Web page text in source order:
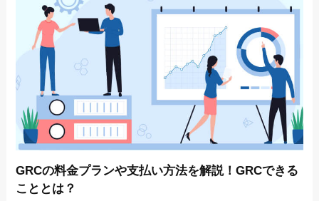
GRCの料金プランや支払い方法を解説！GRCできる
こととは？